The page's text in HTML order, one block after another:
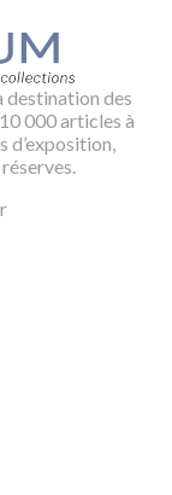
destination des
000 articles à
d’exposition,